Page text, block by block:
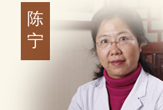
陈
宁